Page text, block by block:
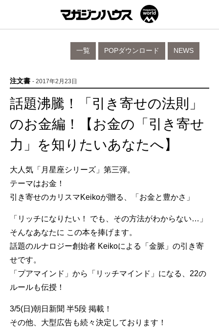
NEWS
POPダウンロード
一覧
注文書 - 2017年2月23日
話題沸騰！「引き寄せの法則」
のお金編！【お金の「引き寄せ
力」を知りたいあなたへ】
大人気「月星座シリーズ」第三弾。
テーマはお金！
引き寄せのカリスマKeikoが贈る、「お金と豊かさ」
「リッチになりたい！ でも、その方法がわからない…」
そんなあなたに この本を捧げます。
話題のルナロジー創始者 Keikoによる「金脈」の引き寄
せです。
「プアマインド」から「リッチマインド」になる、22の
ルールも伝授！
3/5(日)朝日新聞 半5段 掲載！
その他、大型広告も続々決定しております！